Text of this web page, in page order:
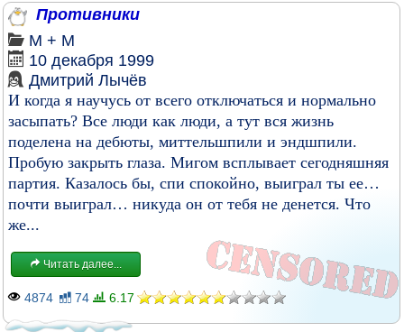
Противники
М + М
10 декабря 1999
Дмитрий Лычёв
И когда я научусь от всего отключаться и нормально
засыпать? Все люди как люди, а тут вся жизнь
поделена на дебюты, миттельшпили и эндшпили.
Пробую закрыть глаза. Мигом всплывает сегодняшняя
партия. Казалось бы, спи спокойно, выиграл ты ее…
почти выиграл… никуда он от тебя не денется. Что
же...
Читать далее...
4874 74 6.17